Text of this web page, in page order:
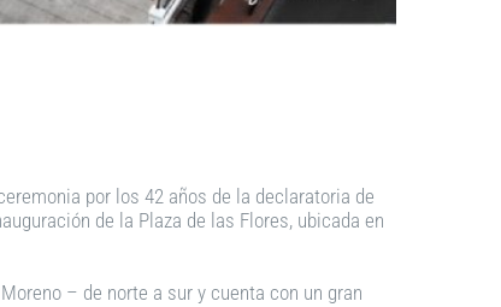
por los 42 años de la declaratoria de
de la Plaza de las Flores, ubicada en
– de norte a sur y cuenta con un gran